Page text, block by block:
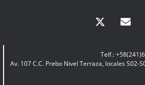
Telf.:
Av. 107 C.C. Prebo Nivel Terraza, locales S02-